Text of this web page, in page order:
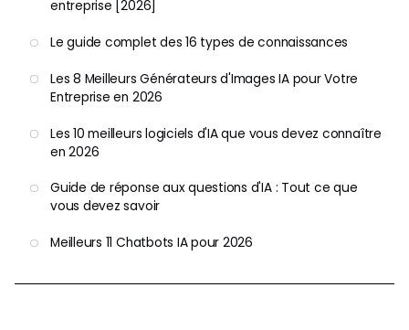
entreprise [2026]
Le guide complet des 16 types de connaissances
Les 8 Meilleurs Générateurs d'Images IA pour Votre
Entreprise en 2026
Les 10 meilleurs logiciels d'IA que vous devez connaître
en 2026
Guide de réponse aux questions d'IA : Tout ce que
vous devez savoir
Meilleurs 11 Chatbots IA pour 2026